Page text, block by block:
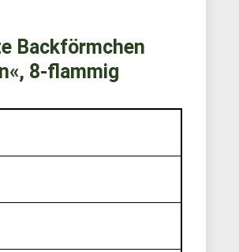
Backförmchen
8-flammig